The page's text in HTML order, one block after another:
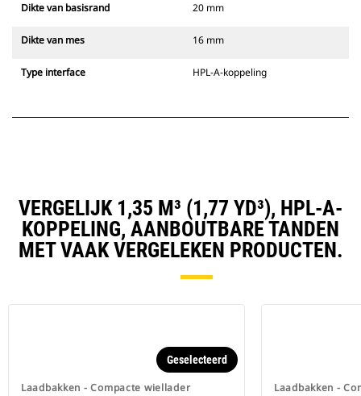
Dikte van basisrand 20 mm
Dikte van mes 16 mm
Type interface HPL-A-koppeling
VERGELIJK 1,35 M³ (1,77 YD³), HPL-A-
KOPPELING, AANBOUTBARE TANDEN
MET VAAK VERGELEKEN PRODUCTEN.
Laadbakken - Compacte wiellader
Geselecteerd
Laadbakken -